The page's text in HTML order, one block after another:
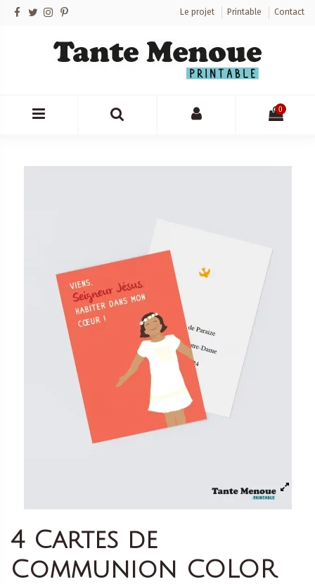
Le projet Printable Contact
0
4 Cartes de
Communion COLOR